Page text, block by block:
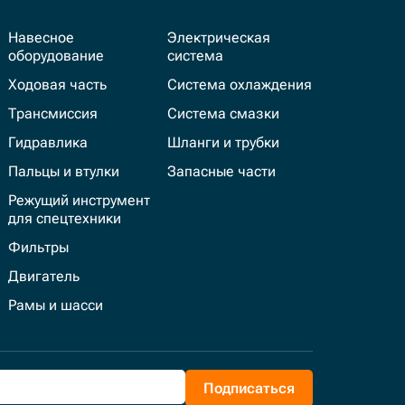
Навесное
оборудование
Ходовая часть
Трансмиссия
Гидравлика
Пальцы и втулки
Режущий инструмент
для спецтехники
Фильтры
Двигатель
Рамы и шасси
Электрическая
система
Система охлаждения
Система смазки
Шланги и трубки
Запасные части
Подписаться